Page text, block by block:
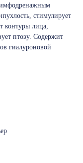
стимулирует
контуры лица,
птозу. Содержит
гиалуроновой